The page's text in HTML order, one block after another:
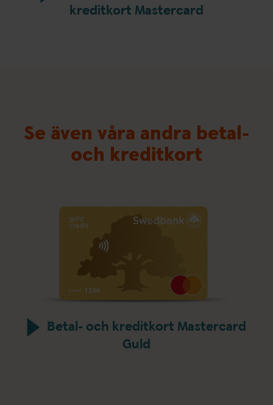
kreditkort Mastercard
Se även våra andra betal-
och kreditkort
Betal- och kreditkort Mastercard
Guld